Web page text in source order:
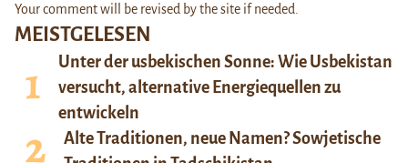
MEISTGELESEN
Unter der usbekischen Sonne: Wie Usbekistan
versucht, alternative Energiequellen zu
entwickeln
Alte Traditionen, neue Namen? Sowjetische
Your comment will be revised by the site if needed.